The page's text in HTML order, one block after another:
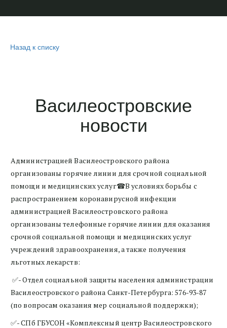
Назад к списку
Василеостровские
новости
Администрацией Василеостровского района
организованы горячие линии для срочной социальной
помощи и медицинских услуг☎В условиях борьбы с
распространением коронавирусной инфекции
администрацией Василеостровского района
организованы телефонные горячие линии для оказания
срочной социальной помощи и медицинских услуг
учреждений здравоохранения, а также получения
льготных лекарств:
✅- Отдел социальной защиты населения администрации
Василеостровского района Санкт-Петербурга: 576-93-87
(по вопросам оказания мер социальной поддержки);
✅- СПб ГБУСОН «Комплексный центр Василеостровского